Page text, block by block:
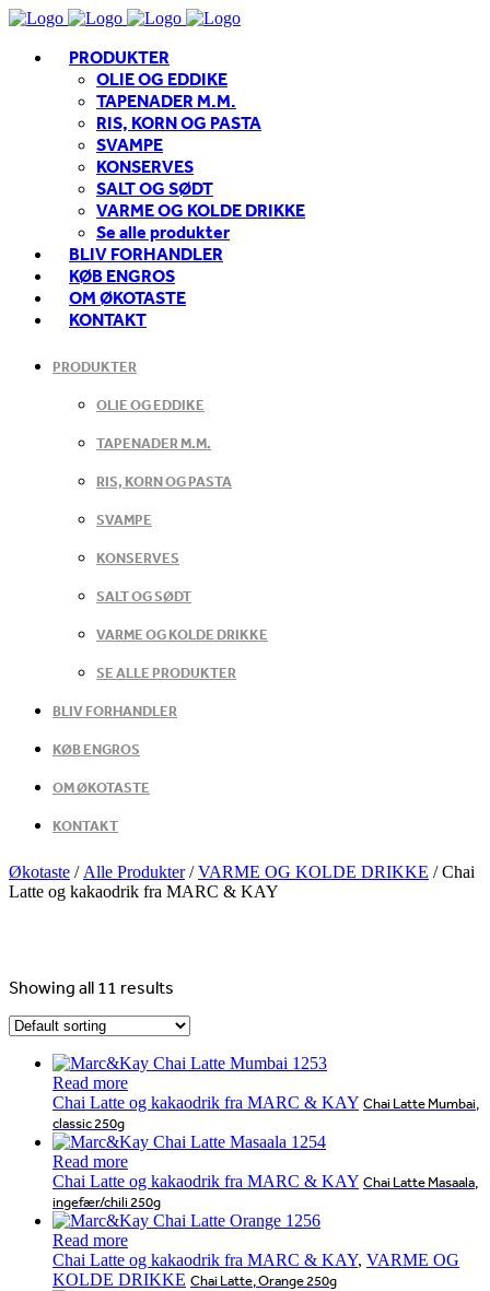
PRODUKTER
OLIE OG EDDIKE
TAPENADER M.M.
RIS, KORN OG PASTA
SVAMPE
KONSERVES
SALT OG SØDT
VARME OG KOLDE DRIKKE
Se alle produkter
BLIV FORHANDLER
KØB ENGROS
OM ØKOTASTE
KONTAKT
PRODUKTER
OLIE OG EDDIKE
TAPENADER M.M.
RIS, KORN OG PASTA
SVAMPE
KONSERVES
SALT OG SØDT
VARME OG KOLDE DRIKKE
SE ALLE PRODUKTER
BLIV FORHANDLER
KØB ENGROS
OM ØKOTASTE
KONTAKT
Økotaste / Alle Produkter/VARME OG KOLDE DRIKKE /Chai
Latte og kakaodrik fra MARC & KAY
Showing all 11 results
Read more
Chai Latte og kakaodrik fra MARC & KAY Chai Latte Mumbai,
classic 250g
Read more
Chai Latte og kakaodrik fra MARC & KAY Chai Latte Masaala,
ingefær/chili 250g
Read more
Chai Latte og kakaodrik fra MARC & KAY, VARME OG
KOLDE DRIKKE Chai Latte, Orange 250g